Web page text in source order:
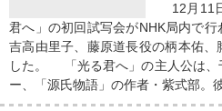
12月11
君へ」の初回試写会がNHK局内で
吉高由里子、藤原道長役の柄本佑
した。 「光る君へ」の主人公は、
ー、「源氏物語」の作者・紫式部。